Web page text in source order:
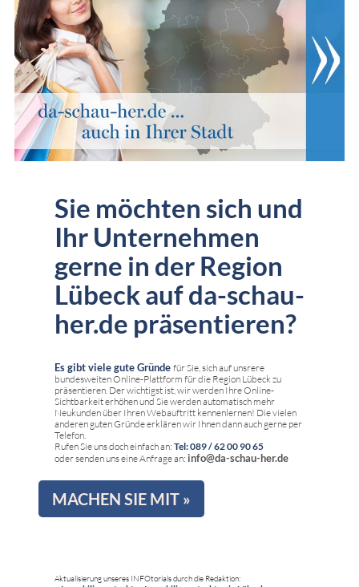
Sie möchten sich und
Ihr Unternehmen
gerne in der Region
Lübeck auf da-schau-
her.de präsentieren?
Es gibt viele gute Gründe für Sie, sich auf unsrere
bundesweiten Online-Plattform für die Region Lübeck zu
präsentieren. Der wichtigst ist, wir werden Ihre Online-
Sichtbarkeit erhöhen und Sie werden automatisch mehr
Neukunden über Ihren Webauftritt kennenlernen! Die vielen
anderen guten Gründe erklären wir Ihnen dann auch gerne per
Telefon.
Rufen Sie uns doch einfach an: Tel: 089 / 62 00 90 65
oder senden uns eine Anfrage an: info@da-schau-her.de
MACHEN SIE MIT »
Aktualisierung unseres INFOtorials durch die Redaktion: